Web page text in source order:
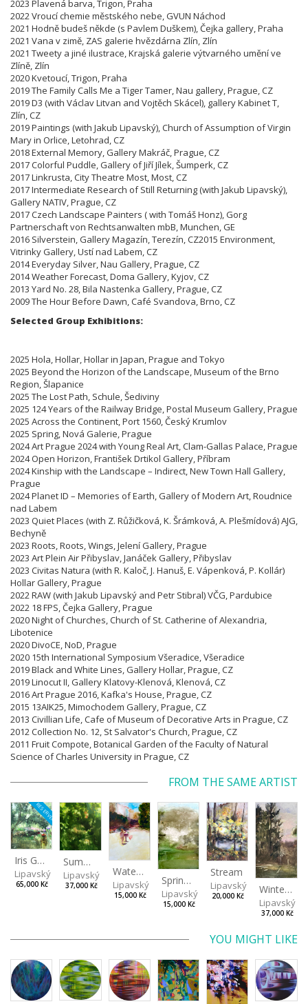
2023 Plavená barva, Trigon, Praha
2022 Vroucí chemie městského nebe, GVUN Náchod
2021 Hodně budeš někde (s Pavlem Duškem), Čejka gallery, Praha
2021 Vana v zimě, ZAS galerie hvězdárna Zlín, Zlín
2021 Tweety a jiné ilustrace, Krajská galerie výtvarného umění ve
Zlíně, Zlín
2020 Kvetoucí, Trigon, Praha
2019 The Family Calls Me a Tiger Tamer, Nau gallery, Prague, CZ
2019 D3 (with Václav Litvan and Vojtěch Skácel), gallery Kabinet T,
Zlín, CZ
2019 Paintings (with Jakub Lipavský), Church of Assumption of Virgin
Mary in Orlice, Letohrad, CZ
2018 External Memory, Gallery Makráč, Prague, CZ
2017 Colorful Puddle, Gallery of Jiří Jílek, Šumperk, CZ
2017 Linkrusta, City Theatre Most, Most, CZ
2017 Intermediate Research of Still Returning (with Jakub Lipavský),
Gallery NATIV, Prague, CZ
2017 Czech Landscape Painters ( with Tomáš Honz), Gorg
Partnerschaft von Rechtsanwalten mbB, Munchen, GE
2016 Silverstein, Gallery Magazín, Terezín, CZ2015 Environment,
Vitrinky Gallery, Ustí nad Labem, CZ
2014 Everyday Silver, Nau Gallery, Prague, CZ
2014 Weather Forecast, Doma Gallery, Kyjov, CZ
2013 Yard No. 28, Bila Nastenka Gallery, Prague, CZ
2009 The Hour Before Dawn, Café Svandova, Brno, CZ
Selected Group Exhibitions:
2025 Hola, Hollar, Hollar in Japan, Prague and Tokyo
2025 Beyond the Horizon of the Landscape, Museum of the Brno
Region, Šlapanice
2025 The Lost Path, Schule, Šediviny
2025 124 Years of the Railway Bridge, Postal Museum Gallery, Prague
2025 Across the Continent, Port 1560, Český Krumlov
2025 Spring, Nová Galerie, Prague
2024 Art Prague 2024 with Young Real Art, Clam-Gallas Palace, Prague
2024 Open Horizon, František Drtikol Gallery, Příbram
2024 Kinship with the Landscape – Indirect, New Town Hall Gallery,
Prague
2024 Planet ID – Memories of Earth, Gallery of Modern Art, Roudnice
nad Labem
2023 Quiet Places (with Z. Růžičková, K. Šrámková, A. Plešmídová) AJG,
Bechyně
2023 Roots, Roots, Wings, Jelení Gallery, Prague
2023 Art Plein Air Přibyslav, Janáček Gallery, Přibyslav
2023 Civitas Natura (with R. Kaloč, J. Hanuš, E. Vápenková, P. Kollár)
Hollar Gallery, Prague
2022 RAW (with Jakub Lipavský and Petr Stibral) VČG, Pardubice
2022 18 FPS, Čejka Gallery, Prague
2020 Night of Churches, Church of St. Catherine of Alexandria,
Libotenice
2020 DivoCE, NoD, Prague
2020 15th International Symposium Všeradice, Všeradice
2019 Black and White Lines, Gallery Hollar, Prague, CZ
2019 Linocut II, Gallery Klatovy-Klenová, Klenová, CZ
2016 Art Prague 2016, Kafka's House, Prague, CZ
2015 13AIK25, Mimochodem Gallery, Prague, CZ
2013 Civillian Life, Cafe of Museum of Decorative Arts in Prague, CZ
2012 Collection No. 12, St Salvator's Church, Prague, CZ
2011 Fruit Compote, Botanical Garden of the Faculty of Natural
Science of Charles University in Prague, CZ
FROM THE SAME ARTIST
RESERVED
Iris Garden
Lipavský Matěj
65,000 Kč
Summer Evening
Lipavský Matěj
37,000 Kč
Watering Fountain (Above Stromovka)
Lipavský Matěj
15,000 Kč
Spring (Cold Spring)
Lipavský Matěj
15,000 Kč
Stream
Lipavský Matěj
20,000 Kč Winter Sky
Lipavský
37,000 Kč
YOU MIGHT LIKE